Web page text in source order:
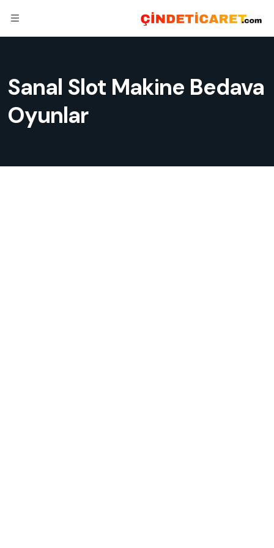
Sanal Slot Makine Bedava
Oyunlar